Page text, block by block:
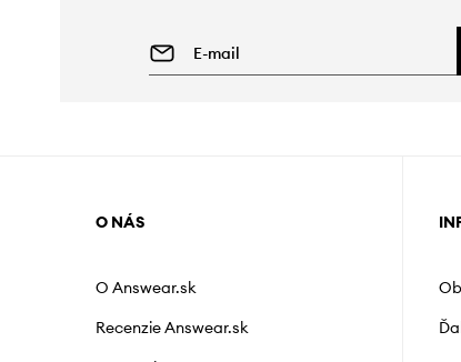
O NÁS
O Answear.sk
Recenzie Answear.sk